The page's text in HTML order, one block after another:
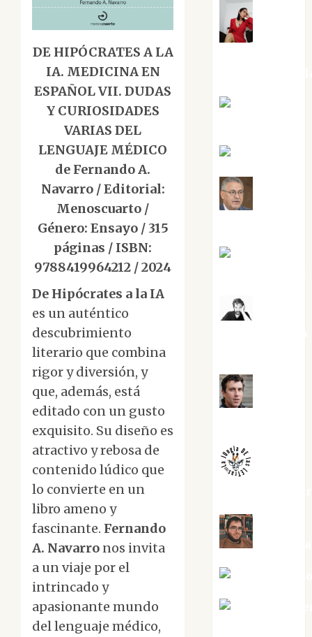
DE HIPÓCRATES A LA
IA. MEDICINA EN
ESPAÑOL VII. DUDAS
Y CURIOSIDADES
VARIAS DEL
LENGUAJE MÉDICO
de Fernando A.
Navarro / Editorial:
Menoscuarto /
Género: Ensayo / 315
páginas / ISBN:
9788419964212 / 2024
De Hipócrates a la IA
es un auténtico
descubrimiento
literario que combina
rigor y diversión, y
que, además, está
editado con un gusto
exquisito. Su diseño es
atractivo y rebosa de
contenido lúdico que
lo convierte en un
libro ameno y
fascinante. Fernando
A. Navarro nos invita
a un viaje por el
intrincado y
apasionante mundo
del lenguaje médico,